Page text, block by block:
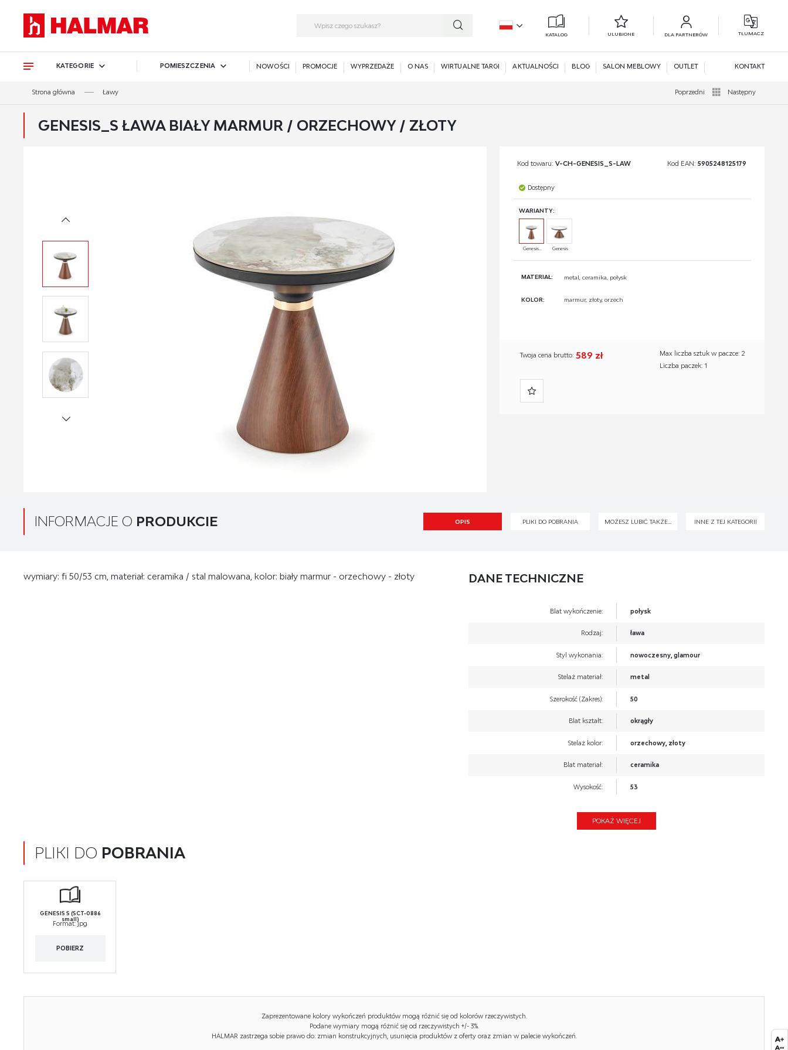
KATALOG ULUBIONE DLA PARTNERÓW TŁUMACZ
KATEGORIE POMIESZCZENIA NOWOŚCI PROMOCJE WYPRZEDAŻE O NAS WIRTUALNE TARGI AKTUALNOŚCI BLOG SALON MEBLOWY OUTLET KONTAKT
Strona główna Ławy Poprzedni Następny
GENESIS_S ŁAWA BIAŁY MARMUR / ORZECHOWY / ZŁOTY
Kod towaru: V-CH-GENESIS_S-LAW Kod EAN: 5905248125179
Dostępny
WARIANTY:
Genesis... Genesis
MATERIAŁ: metal, ceramika, połysk
KOLOR: marmur, złoty, orzech
Twoja cena brutto: 589 zł
Max liczba sztuk w paczce: 2
Liczba paczek: 1
INFORMACJE O PRODUKCIE OPIS PLIKI DO POBRANIA MOŻESZ LUBIĆ TAKŻE... INNE Z TEJ KATEGORII
wymiary: fi 50/53 cm, materiał: ceramika / stal malowana, kolor: biały marmur - orzechowy - złoty DANE TECHNICZNE
Blat wykończenie: połysk
Rodzaj: ława
Styl wykonania: nowoczesny, glamour
Stelaż materiał: metal
Szerokość (Zakres): 50
Blat kształt: okrągły
Stelaż kolor: orzechowy, złoty
Blat materiał: ceramika
Wysokość: 53
Głębokość: 50
POKAŻ WIĘCEJ
PLIKI DO POBRANIA
GENESIS S (SCT-0886
small)
Format:jpg
POBIERZ
Zaprezentowane kolory wykończeń produktów mogą różnić się od kolorów rzeczywistych.
Podane wymiary mogą różnić się od rzeczywistych +/- 3%.
HALMAR zastrzega sobie prawo do: zmian konstrukcyjnych, usunięcia produktów z oferty oraz zmian w palecie wykończeń.